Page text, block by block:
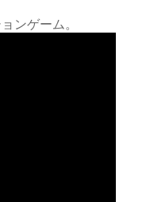
ンゲーム。